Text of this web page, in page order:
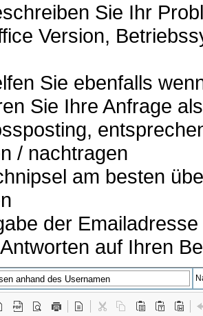
Sie Ihr
Version,
Sie ebenfalls
Sie Ihre Anfrage
/ nachtragen
am besten
der
auf Ihren